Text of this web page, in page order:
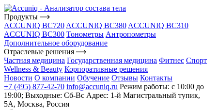
Продукты
ACCUNIQ BC720 ACCUNIQ BC380 ACCUNIQ BC310
ACCUNIQ BC300 Тонометры Антропометры
Дополнительное оборудование
Отраслевые решения
Частная медицина Государственная медицина Фитнес Спорт
Wellness & Beauty Корпоративные решения
Новости О компании Обучение Отзывы Контакты
+7 (495) 877-42-70 info@accuniq.ru Режим работы: с 10:00 до
19:00; Выходные: Сб-Вс Адрес: 1-й Магистральный тупик,
5А, Москва, Россия